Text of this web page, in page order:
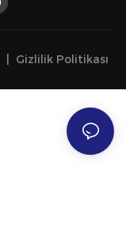
Gizlilik Politikası